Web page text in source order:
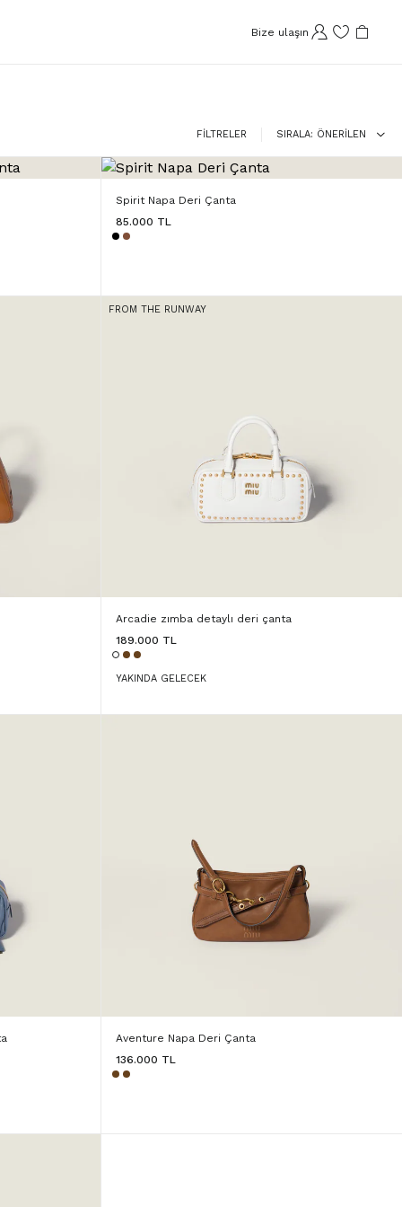
Bize ulaşın
FİLTRELER SIRALA ÖNERILEN
Spirit Napa Deri Çanta
85.000 TL
FROM THE RUNWAY
Arcadie zımba detaylı deri çanta
189.000 TL
YAKINDA GELECEK
Aventure Napa Deri Çanta
136.000 TL